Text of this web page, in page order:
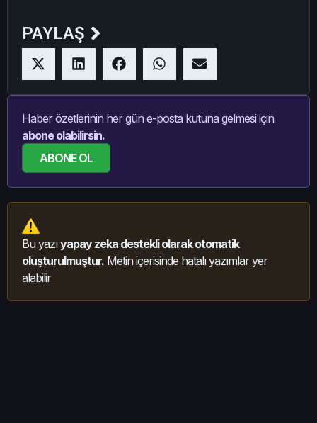
PAYLAŞ
Haber özetlerinin her gün e-posta kutuna gelmesi için
abone olabilirsin.
ABONE OL
Bu yazıyapay zeka destekli olarak otomatik
oluşturulmuştur. Metin içerisinde hatalı yazımlar yer
alabilir